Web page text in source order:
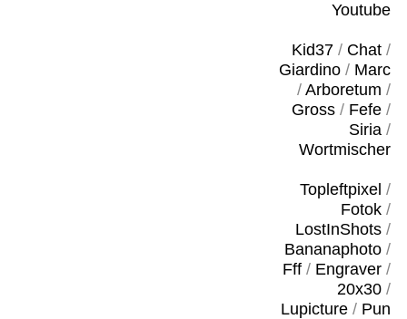
Youtube
Kid37/ Chat/
Giardino/ Marc
/ Arboretum /
Gross/ Fefe/
Siria/
Wortmischer
Topleftpixel /
Fotok/
LostInShots/
Bananaphoto/
Fff/ Engraver/
20x30/
Lupicture/ Pun